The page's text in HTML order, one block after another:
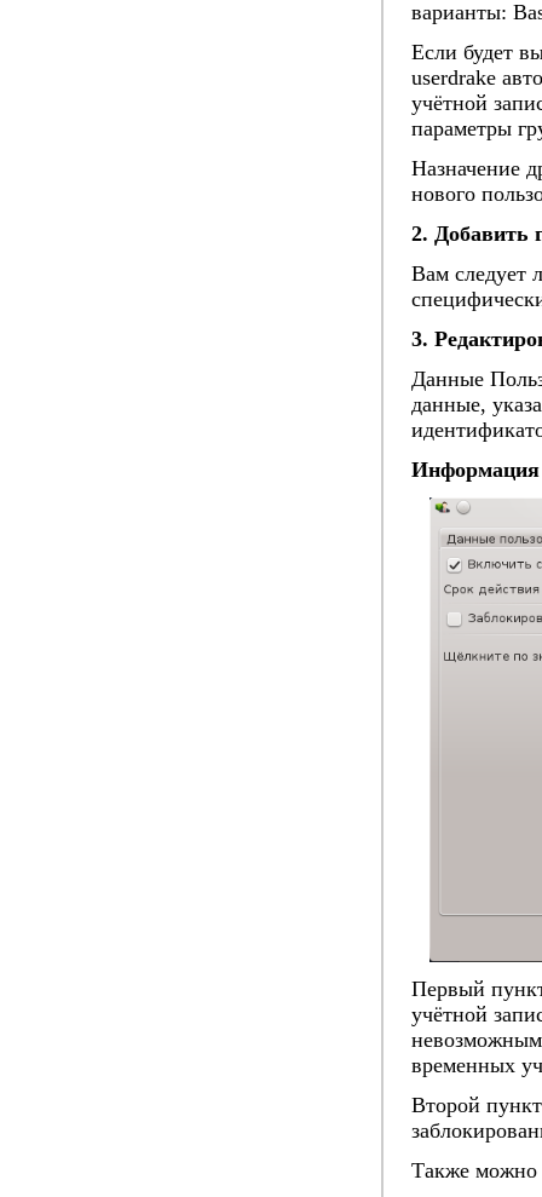
варианты:
Если будет
userdrake
учётной
параметры
Назначение
нового
2. Добавить
Вам следует
3.
Данные
данные,
Информация
Первый
учётной
временных
Второй
Также можно